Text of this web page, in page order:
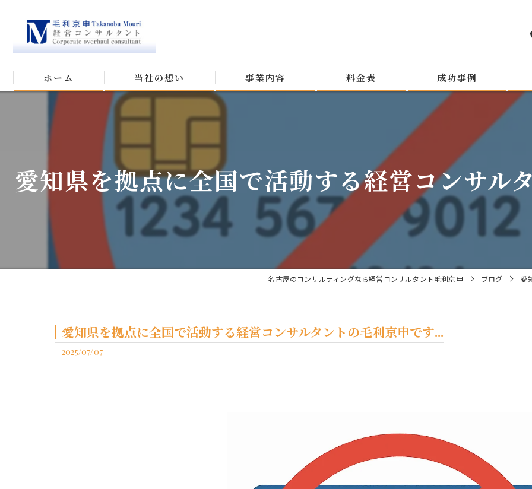
ホーム 当社の想い 事業内容 料金表 成功事例
愛知県を拠点に全国で活動する経営コンサル
名古屋のコンサルティングなら経営コンサルタント毛利京申 ブログ 愛
愛知県を拠点に全国で活動する経営コンサルタントの毛利京申です...
2025/07/07